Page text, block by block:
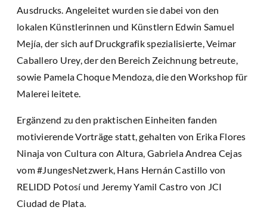
Ausdrucks. Angeleitet wurden sie dabei von den
lokalen Künstlerinnen und Künstlern Edwin Samuel
Mejía, der sich auf Druckgrafik spezialisierte, Veimar
Caballero Urey, der den Bereich Zeichnung betreute,
sowie Pamela Choque Mendoza, die den Workshop für
Malerei leitete.
Ergänzend zu den praktischen Einheiten fanden
motivierende Vorträge statt, gehalten von Erika Flores
Ninaja von Cultura con Altura, Gabriela Andrea Cejas
vom #JungesNetzwerk, Hans Hernán Castillo von
RELIDD Potosí und Jeremy Yamil Castro von JCI
Ciudad de Plata.